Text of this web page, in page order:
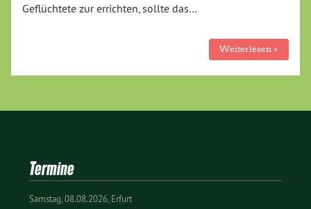
Geflüchtete zur errichten, sollte das…
Weiterlesen »
Termine
Samstag 08.08.2026 Erfurt